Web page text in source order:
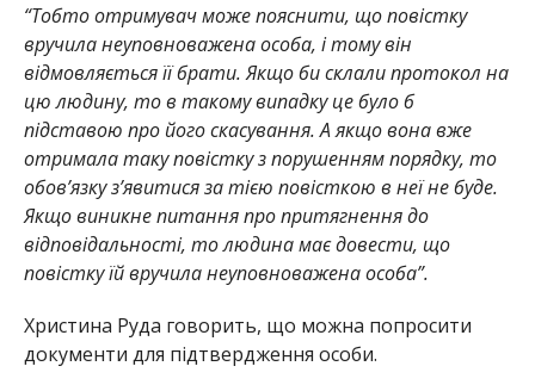
“Тобто отримувач може пояснити, що повістку
вручила неуповноважена особа, і тому він
відмовляється її брати. Якщо би склали протокол на
цю людину, то в такому випадку це було б
підставою про його скасування. А якщо вона вже
отримала таку повістку з порушенням порядку, то
обов’язку з’явитися за тією повісткою в неї не буде.
Якщо виникне питання про притягнення до
відповідальності, то людина має довести, що
повістку їй вручила неуповноважена особа”.
Христина Руда говорить, що можна попросити
документи для підтвердження особи.